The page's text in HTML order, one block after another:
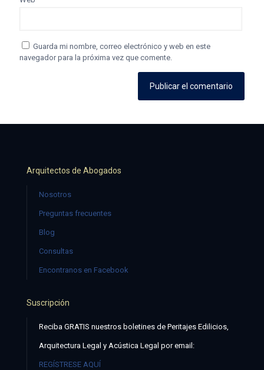
Guarda mi nombre, correo electrónico y web en este
navegador para la próxima vez que comente.
Arquitectos de Abogados
Nosotros
Preguntas frecuentes
Blog
Consultas
Encontranos en Facebook
Suscripción
Reciba GRATIS nuestros boletines de Peritajes Edilicios,
Arquitectura Legal y Acústica Legal por email:
REGÍSTRESE AQUÍ